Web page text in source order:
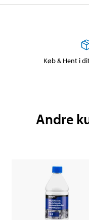
Køb & Hent i
Andre